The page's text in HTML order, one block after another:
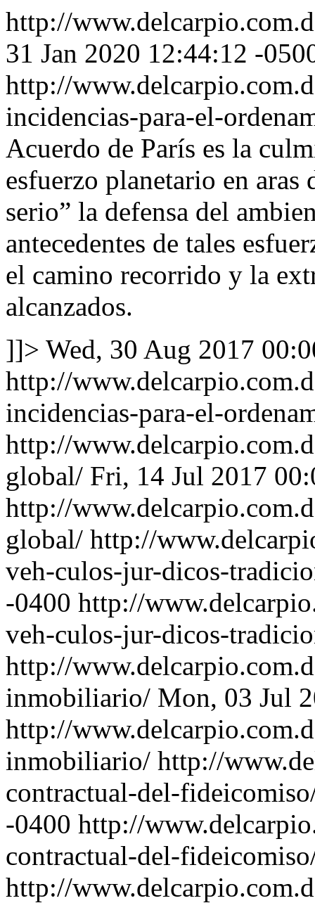
http://
31 Jan 2020 12:44:12 -
http://
incidencias-para-el-
Acuerdo de París es la
esfuerzo planetario en aras
serio” la defensa del
antecedentes de tales
el camino recorrido y la
alcanzados.
]]> Wed, 30 Aug 2017
http://
incidencias-para-el-
http://
global/ Fri, 14 Jul 2017
http://
global/ http://
veh-culos-jur-dicos-
-0400 http://
veh-culos-jur-dicos-
http://
inmobiliario/ Mon, 03 Jul
http://
inmobiliario/ http://
contractual-del-
-0400 http://
contractual-del-
http://